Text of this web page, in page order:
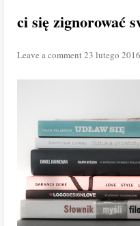
ci się zignorować
Leave a comment23 lutego 2016